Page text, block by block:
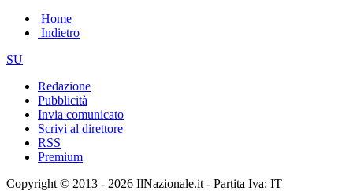
Home
Indietro
SU
Redazione
Pubblicità
Invia comunicato
Scrivi al direttore
RSS
Premium
Copyright © 2013 - 2026 IlNazionale.it - Partita Iva: IT